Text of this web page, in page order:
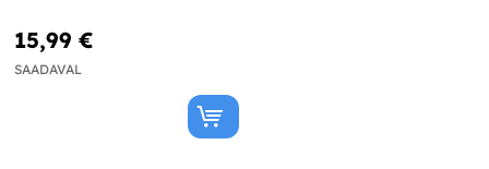
15,99 €
SAADAVAL